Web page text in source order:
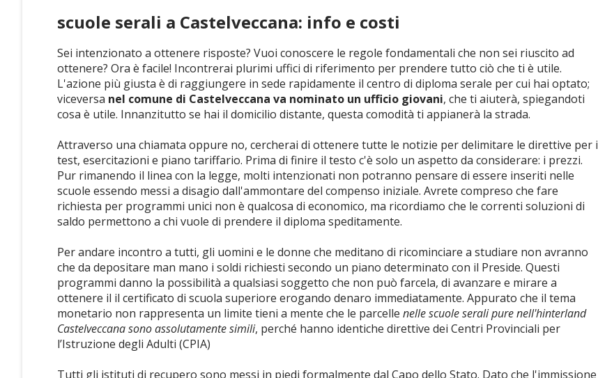
scuole serali a Castelveccana: info e costi
Sei intenzionato a ottenere risposte? Vuoi conoscere le regole fondamentali che non sei riuscito ad
ottenere? Ora è facile! Incontrerai plurimi uffici di riferimento per prendere tutto ciò che ti è utile.
L'azione più giusta è di raggiungere in sede rapidamente il centro di diploma serale per cui hai optato;
viceversa nel comune di Castelveccana va nominato un ufficio giovani, che ti aiuterà, spiegandoti
cosa è utile. Innanzitutto se hai il domicilio distante, questa comodità ti appianerà la strada.
Attraverso una chiamata oppure no, cercherai di ottenere tutte le notizie per delimitare le direttive per i
test, esercitazioni e piano tariffario. Prima di finire il testo c'è solo un aspetto da considerare: i prezzi.
Pur rimanendo il linea con la legge, molti intenzionati non potranno pensare di essere inseriti nelle
scuole essendo messi a disagio dall'ammontare del compenso iniziale. Avrete compreso che fare
richiesta per programmi unici non è qualcosa di economico, ma ricordiamo che le correnti soluzioni di
saldo permettono a chi vuole di prendere il diploma speditamente.
Per andare incontro a tutti, gli uomini e le donne che meditano di ricominciare a studiare non avranno
che da depositare man mano i soldi richiesti secondo un piano determinato con il Preside. Questi
programmi danno la possibilità a qualsiasi soggetto che non può farcela, di avanzare e mirare a
ottenere il il certificato di scuola superiore erogando denaro immediatamente. Appurato che il tema
monetario non rappresenta un limite tieni a mente che le parcelle nelle scuole serali pure nell'hinterland
Castelveccana sono assolutamente simili, perché hanno identiche direttive dei Centri Provinciali per
l’Istruzione degli Adulti (CPIA)
Tutti gli istituti di recupero sono messi in piedi formalmente dal Capo dello Stato. Dato che l'immissione